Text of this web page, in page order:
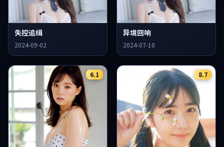
失控追缉
2024-09-02
异境回响
2024-07-10
6.1 8.7